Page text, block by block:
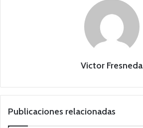
Victor Fresneda
Publicaciones relacionadas